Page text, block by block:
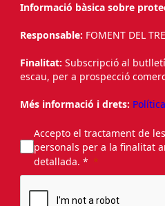
Informació bàsica sobre
Responsable: FOMENT DEL
Finalitat: Subscripció al
escau, per a prospecció
Més informació i drets:
Accepto el tractament de
personals per a la finalitat
detallada. *